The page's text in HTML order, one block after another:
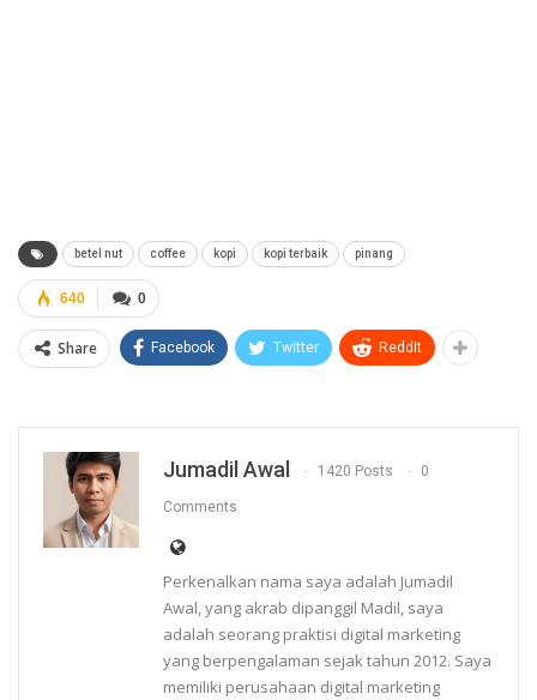
betel nut coffee kopi kopi terbaik pinang
0
640
Share Facebook Twitter ReddIt
Jumadil Awal 1420 Posts 0
Comments
Perkenalkan nama saya adalah Jumadil
Awal, yang akrab dipanggil Madil, saya
adalah seorang praktisi digital marketing
yang berpengalaman sejak tahun 2012. Saya
memiliki perusahaan digital marketing